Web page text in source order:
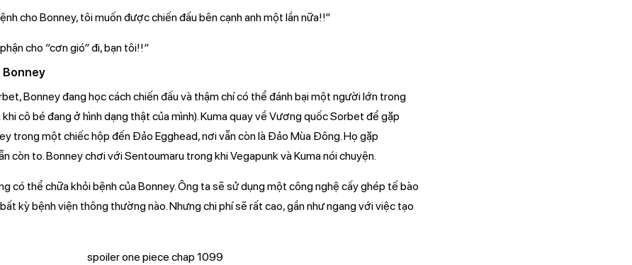
cho Bonney, tôi muốn được chiến đấu bên cạnh anh một lần nữa!!"
cho “cơn gió” đi, bạn tôi!!”
Bonney
Bonney đang học cách chiến đấu và thậm chí có thể đánh bại một người lớn trong
cô bé đang ở hình dạng thật của mình). Kuma quay về Vương quốc Sorbet để gặp
trong một chiếc hộp đến Đảo Egghead, nơi vẫn còn là Đảo Mùa Đông. Họ gặp
còn to. Bonney chơi với Sentoumaru trong khi Vegapunk và Kuma nói chuyện.
có thể chữa khỏi bệnh của Bonney. Ông ta sẽ sử dụng một công nghệ cấy ghép tế bào
kỳ bệnh viện thông thường nào. Nhưng chi phí sẽ rất cao, gần như ngang với việc tạo